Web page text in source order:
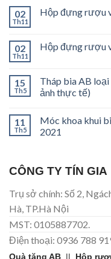
02
Th11
Hộp đựng rượu
02
Th11
Hộp đựng rượu
15
Th5
Tháp bia AB
ảnh thực tế)
11
Th5
Móc khoa khui
2021
CÔNG TY TÍN GIA
Trụ sở chính: Số 2,
Hà, TP.Hà Nội
MST: 0105887702.
Điện thoại: 0936 788
Quà tặng AB || Hộp